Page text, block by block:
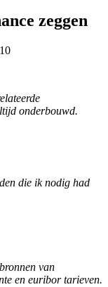
zeggen
onderbouwd.
die ik nodig had
van
en euribor tarieven.